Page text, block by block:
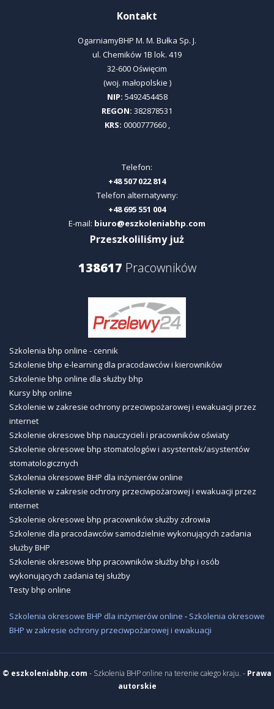
Kontakt
OgarniamyBHP M. M. Bułka Sp. J.
ul. Chemików 1B lok. 419
32-600Oświęcim
(woj. małopolskie )
NIP: 5492454458
REGON: 382878531
KRS: 0000777660,
Telefon:
+48 507 022 814
Telefon alternatywny:
+48 695 551 004
E-mail: biuro@eszkoleniabhp.com
Przeszkoliliśmy już
138617 Pracowników
Szkolenia bhp online - cennik
Szkolenie bhp e-learning dla pracodawców i kierowników
Szkolenie bhp online dla służby bhp
Kursy bhp online
Szkolenie w zakresie ochrony przeciwpożarowej i ewakuacji przez
internet
Szkolenie okresowe bhp nauczycieli i pracowników oświaty
Szkolenie okresowe bhp stomatologów i asystentek/asystentów
stomatologicznych
Szkolenia okresowe BHP dla inżynierów online
Szkolenie w zakresie ochrony przeciwpożarowej i ewakuacji przez
internet
Szkolenie okresowe bhp pracowników służby zdrowia
Szkolenie dla pracodawców samodzielnie wykonujących zadania
służby BHP
Szkolenie okresowe bhp pracowników służby bhp i osób
wykonujących zadania tej służby
Testy bhp online
Szkolenia okresowe BHP dla inżynierów online - Szkolenia okresowe
BHP w zakresie ochrony przeciwpożarowej i ewakuacji
© eszkoleniabhp.com - Szkolenia BHP online na terenie całego kraju. - Prawa
autorskie